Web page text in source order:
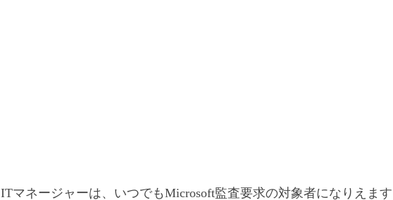
ITマネージャーは、いつでもMicrosoft監査要求の対象者になりえま